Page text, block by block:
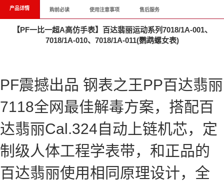
产品详情 购前必读 使用注意事项 售后服务
【PF一比一超A高仿手表】百达翡丽运动系列7018/1A-001、
7018/1A-010、7018/1A-011(鹦鹉螺女表)
PF震撼出品 钢表之王PP百达翡丽
7118全网最佳解毒方案，搭配百
达翡丽Cal.324自动上链机芯，定
制级人体工程学表带，和正品的
百达翡丽使用相同原理设计，全